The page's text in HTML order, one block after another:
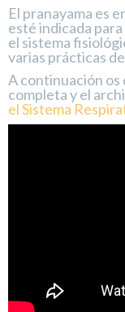
El pranayama es
esté indicada
el sistema
varias prácticas
A continuación os
completa y el
el Sistema